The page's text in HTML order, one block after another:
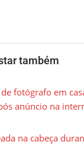
também
fotógrafo em
anúncio na
na cabeça